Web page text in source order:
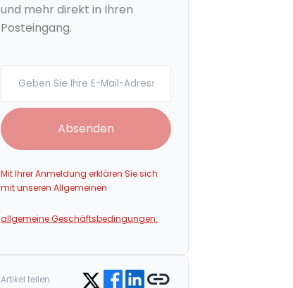
und mehr direkt in Ihren
Posteingang.
Absenden
Mit Ihrer Anmeldung erklären Sie sich
mit unseren Allgemeinen
allgemeine Geschäftsbedingungen.
Artikel teilen Share on Twitter
Share on Facebook
Share on LinkedIn
Copy link